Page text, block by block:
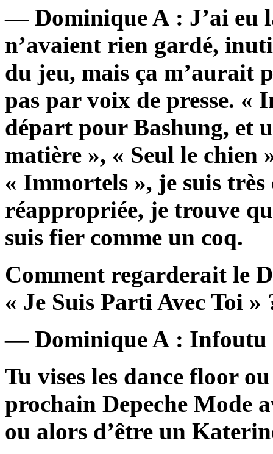
— Dominique A : J’ai eu
n’avaient rien gardé,
du jeu, mais ça m’aurait
pas par voix de presse. «
départ pour Bashung, et
matière », « Seul le
« Immortels », je suis très
réappropriée, je trouve
suis fier comme un coq.
Comment regarderait le
« Je Suis Parti Avec Toi »
— Dominique A : Infoutu
Tu vises les dance floor
prochain Depeche Mode
ou alors d’être un